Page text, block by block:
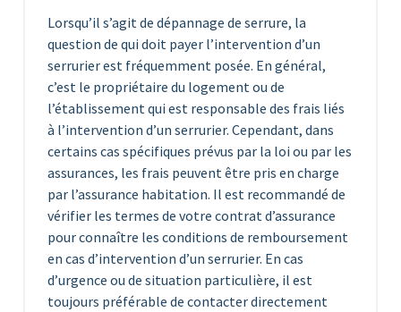
Lorsqu’il s’agit de dépannage de serrure, la
question de qui doit payer l’intervention d’un
serrurier est fréquemment posée. En général,
c’est le propriétaire du logement ou de
l’établissement qui est responsable des frais liés
à l’intervention d’un serrurier. Cependant, dans
certains cas spécifiques prévus par la loi ou par les
assurances, les frais peuvent être pris en charge
par l’assurance habitation. Il est recommandé de
vérifier les termes de votre contrat d’assurance
pour connaître les conditions de remboursement
en cas d’intervention d’un serrurier. En cas
d’urgence ou de situation particulière, il est
toujours préférable de contacter directement